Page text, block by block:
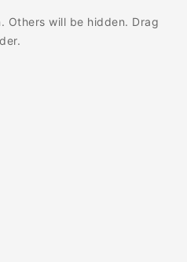
Others will be hidden. Drag